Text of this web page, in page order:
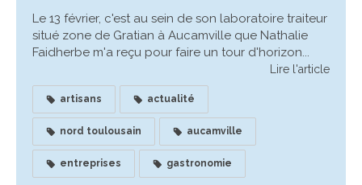
Le 13 février, c'est au sein de son laboratoire traiteur
situé zone de Gratian à Aucamville que Nathalie
Faidherbe m'a reçu pour faire un tour d'horizon...
Lire l'article
artisans actualité
nord toulousain aucamville
entreprises gastronomie